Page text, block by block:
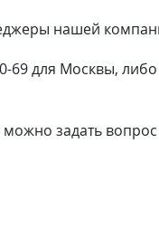
нашей
69 для Москвы,
задать